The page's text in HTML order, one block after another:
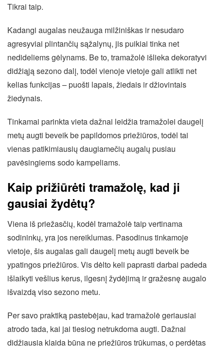
Tikrai taip.
Kadangi augalas neužauga milžiniškas ir nesudaro
agresyviai plintančių sąžalynų, jis puikiai tinka net
nedideliems gėlynams. Be to, tramažolė išlieka dekoratyvi
didžiąją sezono dalį, todėl vienoje vietoje gali atlikti net
kelias funkcijas – puošti lapais, žiedais ir džiovintais
žiedynais.
Tinkamai parinkta vieta dažnai leidžia tramažolei daugelį
metų augti beveik be papildomos priežiūros, todėl tai
vienas patikimiausių daugiamečių augalų pusiau
pavėsingiems sodo kampeliams.
Kaip prižiūrėti tramažolę, kad ji
gausiai žydėtų?
Viena iš priežasčių, kodėl tramažolė taip vertinama
sodininkų, yra jos nereiklumas. Pasodinus tinkamoje
vietoje, šis augalas gali daugelį metų augti beveik be
ypatingos priežiūros. Vis dėlto keli paprasti darbai padeda
išlaikyti vešlius kerus, ilgesnį žydėjimą ir gražesnę augalo
išvaizdą viso sezono metu.
Per savo praktiką pastebėjau, kad tramažolė geriausiai
atrodo tada, kai jai tiesiog netrukdoma augti. Dažnai
didžiausia klaida būna ne priežiūros trūkumas, o perdėtas